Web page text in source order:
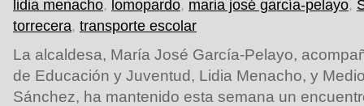
lidia menacho, lomopardo, maria josé garcía-pelayo,
torrecera, transporte escolar
La alcaldesa, María José García-Pelayo,
de Educación y Juventud, Lidia Menacho, y
Sánchez, ha mantenido esta semana un